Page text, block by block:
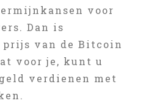
voor
Dan is
prijs van de Bitcoin
voor je, kunt u
verdienen met